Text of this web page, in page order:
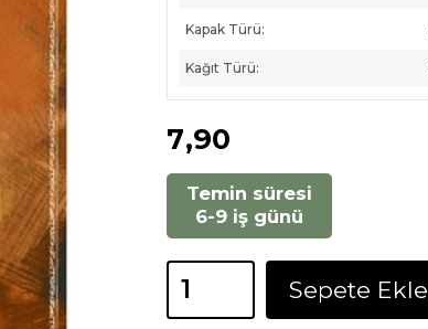
Kapak Türü:
Kağıt Türü:
7,90
Temin süresi
6-9 iş günü
Sepete Ekle